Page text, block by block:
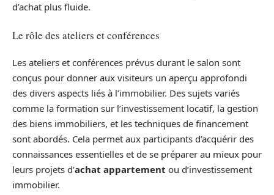
d’achat plus fluide.
Le rôle des ateliers et conférences
Les ateliers et conférences prévus durant le salon sont
conçus pour donner aux visiteurs un aperçu approfondi
des divers aspects liés à l’immobilier. Des sujets variés
comme la formation sur l’investissement locatif, la gestion
des biens immobiliers, et les techniques de financement
sont abordés. Cela permet aux participants d’acquérir des
connaissances essentielles et de se préparer au mieux pour
leurs projets d’achat appartement ou d’investissement
immobilier.